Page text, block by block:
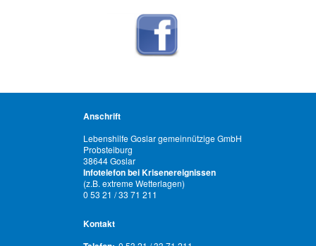
Anschrift
Lebenshilfe Goslar gemeinnützige GmbH
Probsteiburg
38644 Goslar
Infotelefon bei Krisenereignissen
(z.B. extreme Wetterlagen)
0 53 21 / 33 71 211
Kontakt